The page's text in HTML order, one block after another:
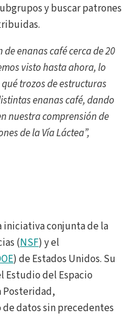
y buscar patrones
enanas café cerca de 20
visto hasta ahora, lo
trozos de estructuras
enanas café, dando
nuestra comprensión de
de la Vía Láctea”,
iniciativa conjunta de la
(NSF) y el
) de Estados Unidos. Su
Estudio del Espacio
Posteridad,
datos sin precedentes